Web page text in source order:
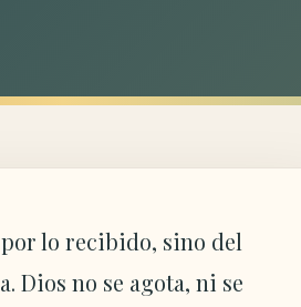
lo recibido, sino del
Dios no se agota, ni se